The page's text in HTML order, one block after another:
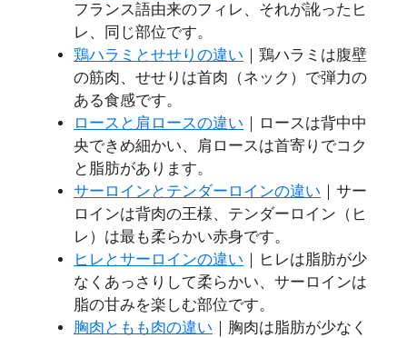
フランス語由来のフィレ、それが訛ったヒ
レ、同じ部位です。
鶏ハラミとせせりの違い ｜鶏ハラミは腹壁
の筋肉、せせりは首肉（ネック）で弾力の
ある食感です。
ロースと肩ロースの違い ｜ロースは背中中
央できめ細かい、肩ロースは首寄りでコク
と脂肪があります。
サーロインとテンダーロインの違い ｜サー
ロインは背肉の王様、テンダーロイン（ヒ
レ）は最も柔らかい赤身です。
ヒレとサーロインの違い ｜ヒレは脂肪が少
なくあっさりして柔らかい、サーロインは
脂の甘みを楽しむ部位です。
胸肉ともも肉の違い ｜胸肉は脂肪が少なく